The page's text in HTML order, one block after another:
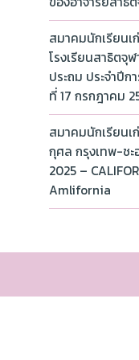
สมาคมนักเรียนเ
โรงเรียนสาธิต
ประถม ประจำปี
ที่ 17 กรกฎาคม
สมาคมนักเรียนเ
กุศล กรุงเทพ-ชะ
2025 –
Amlifornia